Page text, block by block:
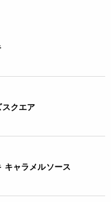
いように中性洗剤を付
下さい。
付けたスポンジ等で洗
クエア
キャラメルソース